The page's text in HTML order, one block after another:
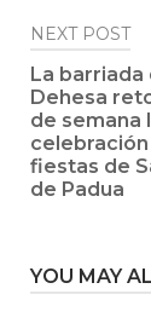
NEXT POST
La barriada
Dehesa
de semana
celebración
fiestas de
de Padua
YOU MAY